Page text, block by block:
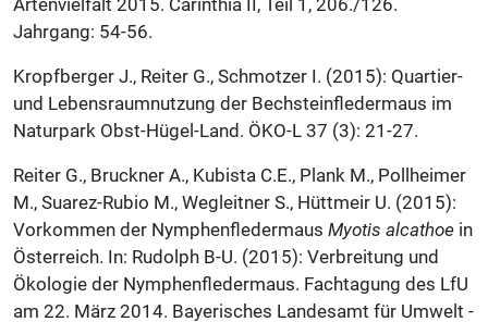
Artenvielfalt 2015. Carinthia II, Teil 1, 206./126.
Jahrgang: 54-56.
Kropfberger J., Reiter G., Schmotzer I. (2015): Quartier-
und Lebensraumnutzung der Bechsteinfledermaus im
Naturpark Obst-Hügel-Land. ÖKO-L 37 (3): 21-27.
Reiter G., Bruckner A., Kubista C.E., Plank M., Pollheimer
M., Suarez-Rubio M., Wegleitner S., Hüttmeir U. (2015):
Vorkommen der Nymphenfledermaus Myotis alcathoe in
Österreich. In: Rudolph B-U. (2015): Verbreitung und
Ökologie der Nymphenfledermaus. Fachtagung des LfU
am 22. März 2014. Bayerisches Landesamt für Umwelt -